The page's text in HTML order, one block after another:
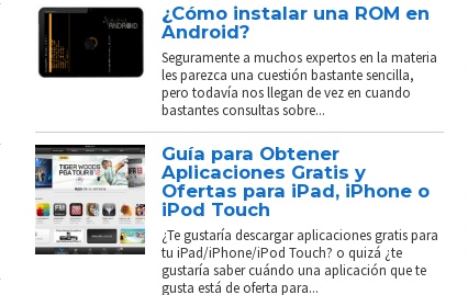
¿Cómo instalar una ROM en
Android?
Seguramente a muchos expertos en la materia
les parezca una cuestión bastante sencilla,
pero todavía nos llegan de vez en cuando
bastantes consultas sobre...
Guía para Obtener
Aplicaciones Gratis y
Ofertas para iPad, iPhone o
iPod Touch
¿Te gustaría descargar aplicaciones gratis para
tu iPad/iPhone/iPod Touch? o quizá ¿te
gustaría saber cuándo una aplicación que te
gusta está de oferta para...